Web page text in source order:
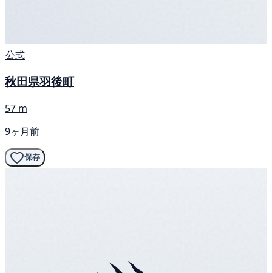
公式
秋田県羽後町
57 m
9ヶ月前
保存